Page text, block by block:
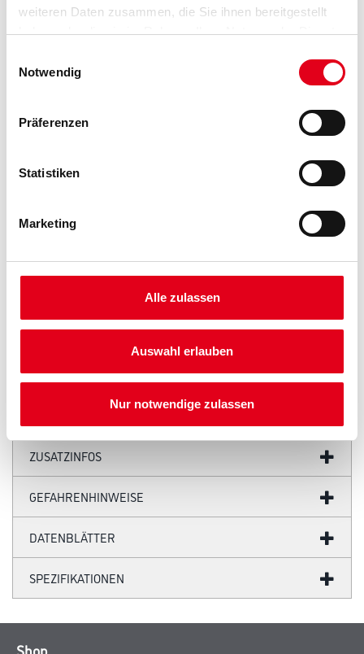
weiteren Daten zusammen, die Sie ihnen bereitgestellt
haben oder die sie im Rahmen Ihrer Nutzung der Dienste
Notwendig
Präferenzen
Statistiken
Marketing
Alle zulassen
Auswahl erlauben
Nur notwendige zulassen
PRODUKTEIGENSCHAFTEN
Produkteigenschaft
Bewegungsfugenprofil aus PVC mit angenähtem
Weich-PVC für den
sowie exponierten Bauteilen für den Innen- und Außenputz sowie
ZUSATZINFOS
GEFAHRENHINWEISE
DATENBLÄTTER
SPEZIFIKATIONEN
Shop